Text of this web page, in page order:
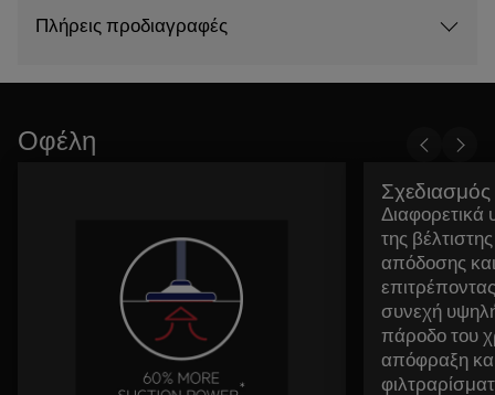
Πλήρεις προδιαγραφές
Οφέλη
Διαφορετικά
της
απόδοσης
συνεχή
πάροδο του
απόφραξη